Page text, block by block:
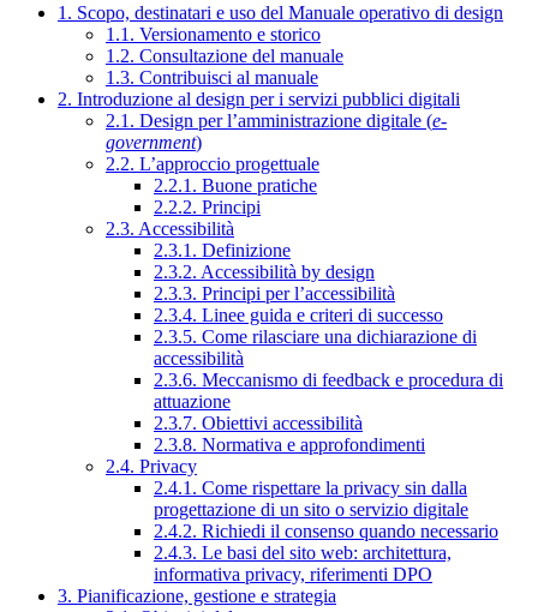
1. Scopo, destinatari e uso del Manuale operativo di design
1.1. Versionamento e storico
1.2. Consultazione del manuale
1.3. Contribuisci al manuale
2. Introduzione al design per i servizi pubblici digitali
2.1. Design per l’amministrazione digitale (e-
government)
2.2. L’approccio progettuale
2.2.1. Buone pratiche
2.2.2. Principi
2.3. Accessibilità
2.3.1. Definizione
2.3.2. Accessibilità by design
2.3.3. Principi per l’accessibilità
2.3.4. Linee guida e criteri di successo
2.3.5. Come rilasciare una dichiarazione di
accessibilità
2.3.6. Meccanismo di feedback e procedura di
attuazione
2.3.7. Obiettivi accessibilità
2.3.8. Normativa e approfondimenti
2.4. Privacy
2.4.1. Come rispettare la privacy sin dalla
progettazione di un sito o servizio digitale
2.4.2. Richiedi il consenso quando necessario
2.4.3. Le basi del sito web: architettura,
informativa privacy, riferimenti DPO
3. Pianificazione, gestione e strategia